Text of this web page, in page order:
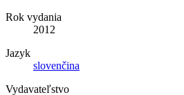
Rok vydania
2012
Jazyk
slovenčina
Vydavateľstvo